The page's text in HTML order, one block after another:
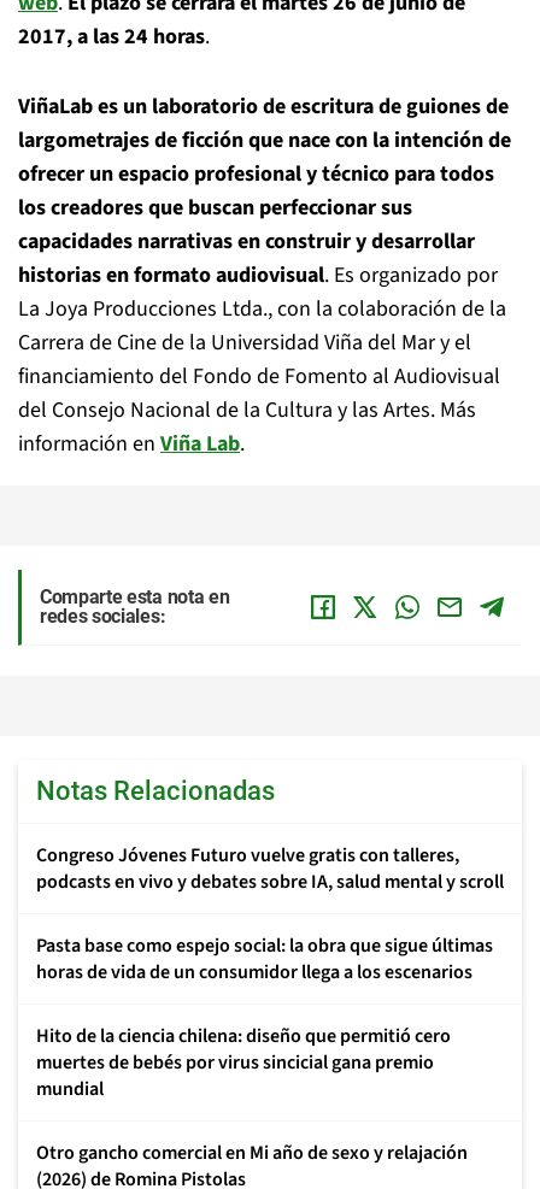
2017, a las 24 horas.
ViñaLab es un laboratorio de escritura de guiones de
largometrajes de ficción que nace con la intención de
ofrecer un espacio profesional y técnico para todos
los creadores que buscan perfeccionar sus
capacidades narrativas en construir y desarrollar
historias en formato audiovisual. Es organizado por
La Joya Producciones Ltda., con la colaboración de la
Carrera de Cine de la Universidad Viña del Mar y el
financiamiento del Fondo de Fomento al Audiovisual
del Consejo Nacional de la Cultura y las Artes. Más
información en Viña Lab.
Comparte esta nota en
redes sociales:
Notas Relacionadas
Congreso Jóvenes Futuro vuelve gratis con talleres,
podcasts en vivo y debates sobre IA, salud mental y scroll
Pasta base como espejo social: la obra que sigue últimas
horas de vida de un consumidor llega a los escenarios
Hito de la ciencia chilena: diseño que permitió cero
muertes de bebés por virus sincicial gana premio
mundial
Otro gancho comercial en Mi año de sexo y relajación
(2026) de Romina Pistolas